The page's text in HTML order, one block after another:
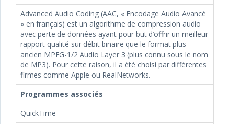
Advanced Audio Coding (AAC, « Encodage Audio Avancé
» en français) est un algorithme de compression audio
avec perte de données ayant pour but d’offrir un meilleur
rapport qualité sur débit binaire que le format plus
ancien MPEG-1/2 Audio Layer 3 (plus connu sous le nom
de MP3). Pour cette raison, il a été choisi par différentes
firmes comme Apple ou RealNetworks.
Programmes associés
QuickTime